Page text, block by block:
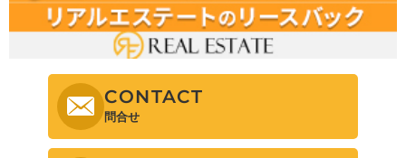
CONTACT
問合せ